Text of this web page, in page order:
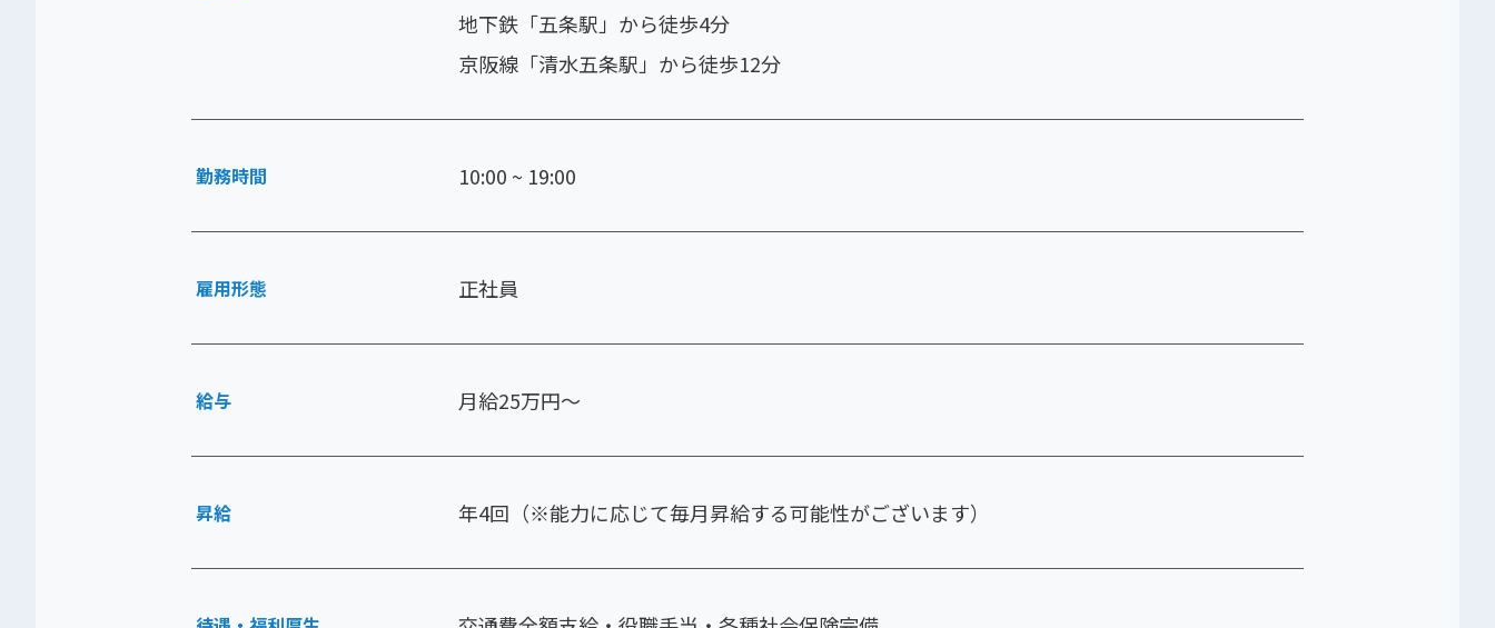
地下鉄「五条駅」から徒歩4分
京阪線「清水五条駅」から徒歩12分
勤務時間 10:00 ~ 19:00
雇用形態 正社員
給与 月給25万円～
昇給 年4回（※能力に応じて毎月昇給する可能性がございます）